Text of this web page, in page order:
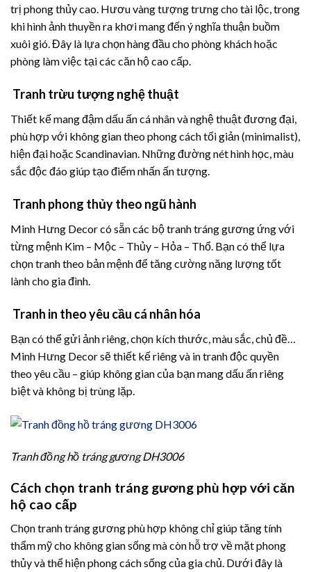
trị phong thủy cao. Hươu vàng tượng trưng cho tài lộc, trong
khi hình ảnh thuyền ra khơi mang đến ý nghĩa thuận buồm
xuôi gió. Đây là lựa chọn hàng đầu cho phòng khách hoặc
phòng làm việc tại các căn hộ cao cấp.
Tranh trừu tượng nghệ thuật
Thiết kế mang đậm dấu ấn cá nhân và nghệ thuật đương đại,
phù hợp với không gian theo phong cách tối giản (minimalist),
hiện đại hoặc Scandinavian. Những đường nét hình học, màu
sắc độc đáo giúp tạo điểm nhấn ấn tượng.
Tranh phong thủy theo ngũ hành
Minh Hưng Decor có sẵn các bộ tranh tráng gương ứng với
từng mệnh Kim – Mộc – Thủy – Hỏa – Thổ. Bạn có thể lựa
chọn tranh theo bản mệnh để tăng cường năng lượng tốt
lành cho gia đình.
Tranh in theo yêu cầu cá nhân hóa
Bạn có thể gửi ảnh riêng, chọn kích thước, màu sắc, chủ đề…
Minh Hưng Decor sẽ thiết kế riêng và in tranh độc quyền
theo yêu cầu – giúp không gian của bạn mang dấu ấn riêng
biệt và không bị trùng lặp.
Tranh đồng hồ tráng gương DH3006
Cách chọn tranh tráng gương phù hợp với căn
hộ cao cấp
Chọn tranh tráng gương phù hợp không chỉ giúp tăng tính
thẩm mỹ cho không gian sống mà còn hỗ trợ về mặt phong
thủy và thể hiện phong cách sống của gia chủ. Dưới đây là